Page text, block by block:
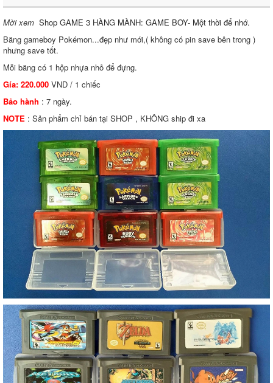
Mời xem Shop GAME 3 HÀNG MÀNH: GAME BOY- Một thời để nhớ.
Băng gameboy Pokémon...đẹp như mới,( không có pin save bên trong )
nhưng save tốt.
Mỗi băng có 1 hộp nhựa nhỏ để đựng.
Gía: 220.000 VND / 1 chiếc
Bảo hành : 7 ngày.
NOTE : Sản phẩm chỉ bán tại SHOP , KHÔNG ship đi xa